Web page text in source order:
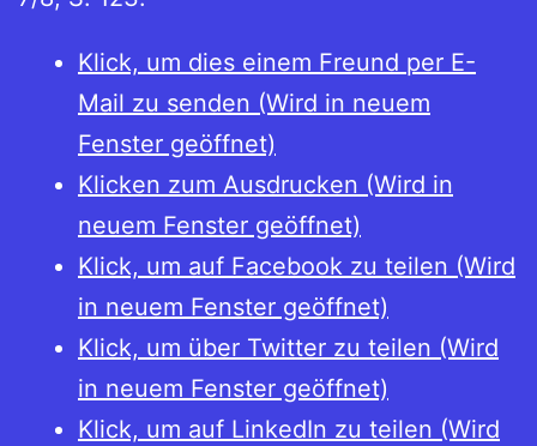
Klick, um dies einem Freund per E-
Mail zu senden (Wird in neuem
Fenster geöffnet)
Klicken zum Ausdrucken (Wird in
neuem Fenster geöffnet)
Klick, um auf Facebook zu teilen (Wird
in neuem Fenster geöffnet)
Klick, um über Twitter zu teilen (Wird
in neuem Fenster geöffnet)
Klick, um auf LinkedIn zu teilen (Wird